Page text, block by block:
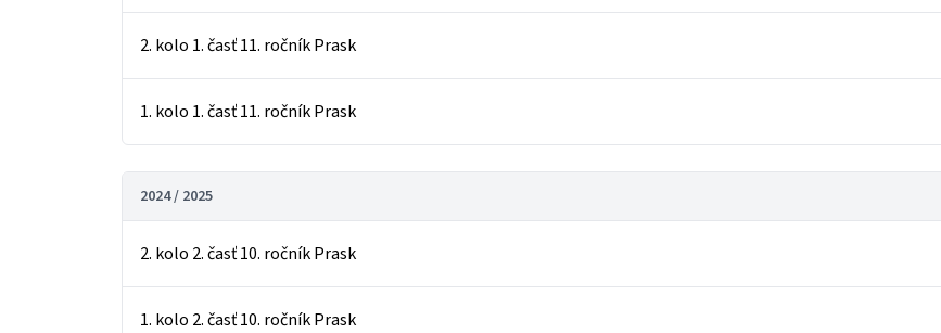
2. kolo 1. časť 11. ročník Prask
1. kolo 1. časť 11. ročník Prask
2024 / 2025
2. kolo 2. časť 10. ročník Prask
1. kolo 2. časť 10. ročník Prask